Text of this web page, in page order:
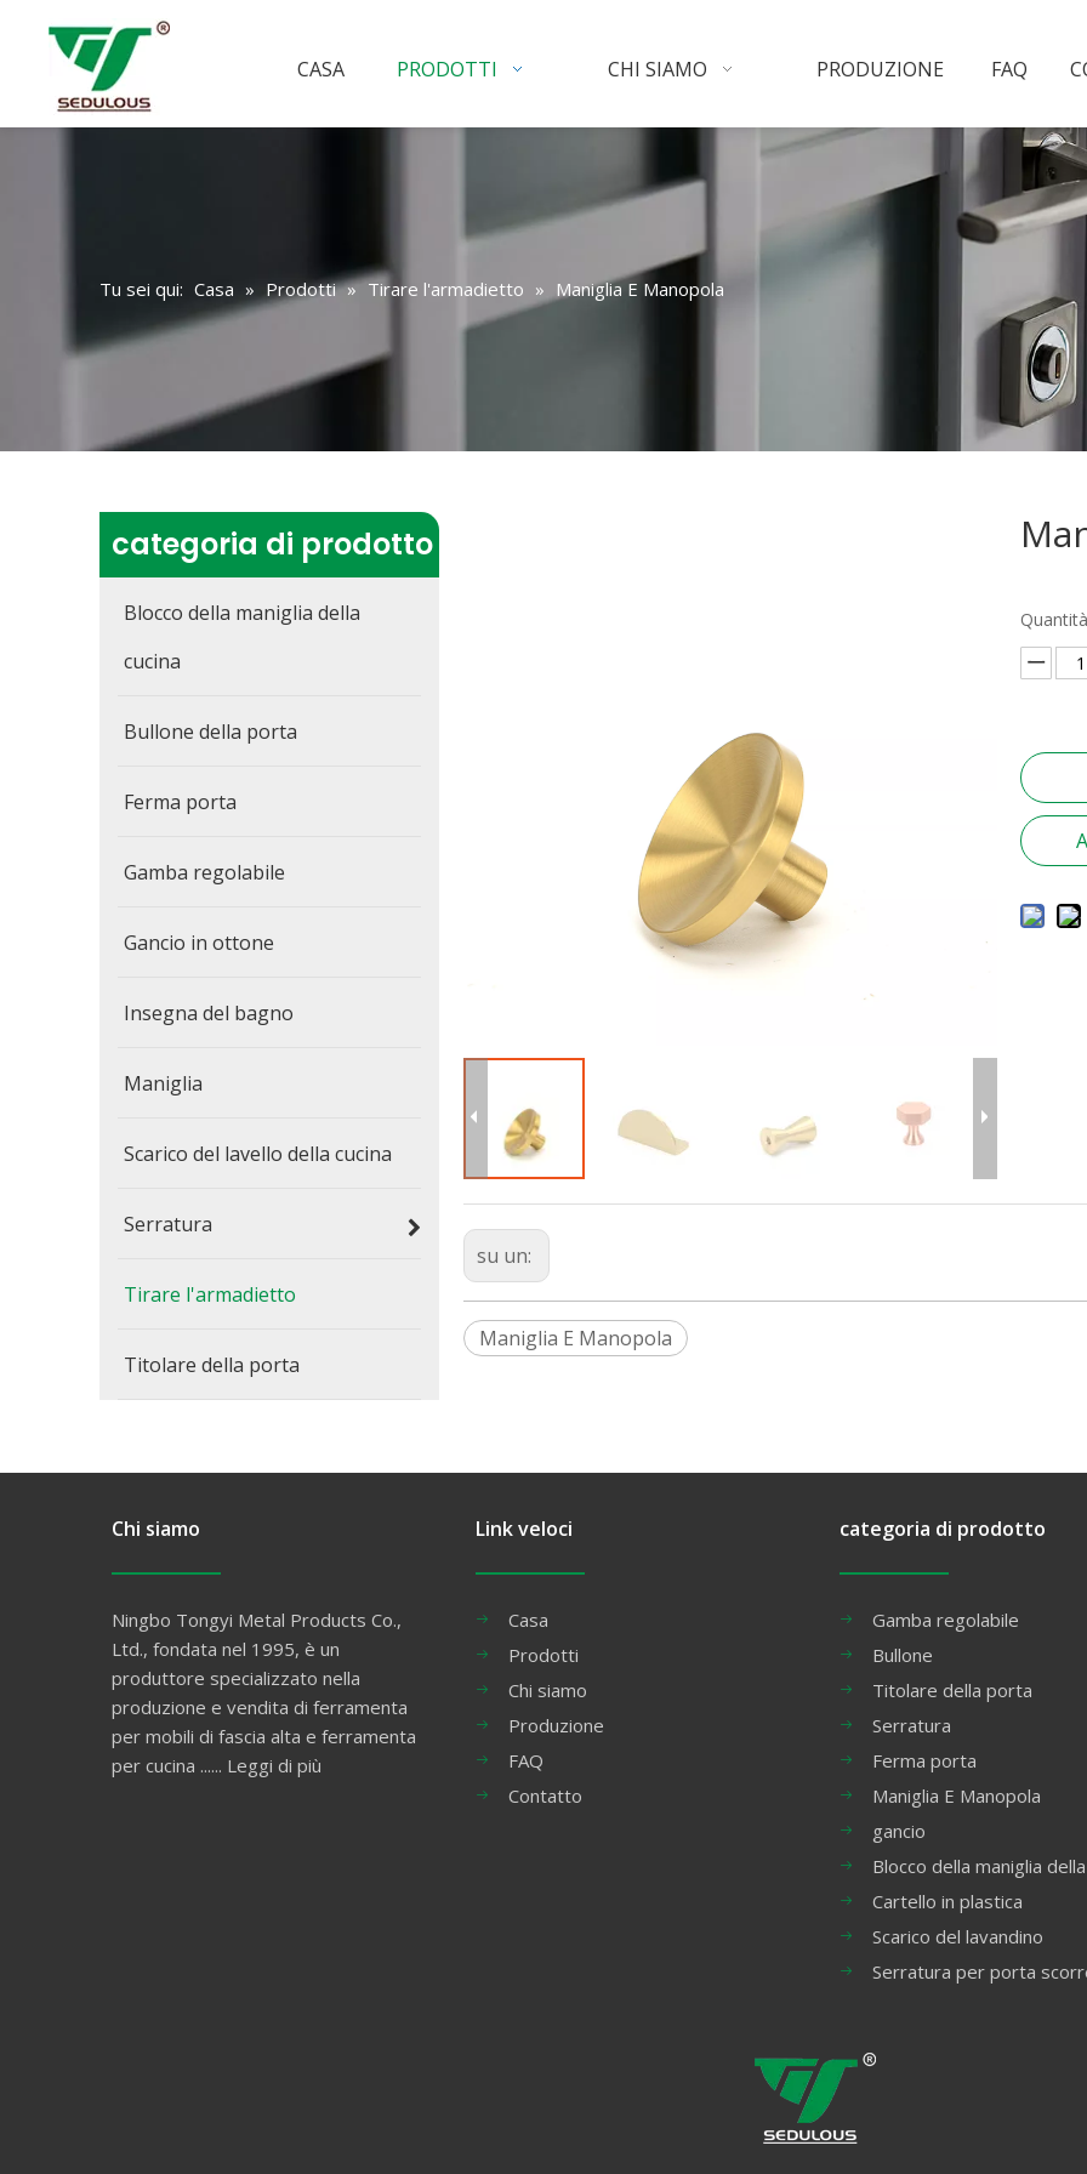
CASA PRODOTTI CHI SIAMO PRODUZIONE FAQ
Tu sei qui: Casa » Prodotti » Tirare l'armadietto » Maniglia E Manopola
categoria di prodotto
Blocco della maniglia della
cucina
Bullone della porta
Ferma porta
Gamba regolabile
Gancio in ottone
Insegna del bagno
Maniglia
Scarico del lavello della cucina
Serratura
Tirare l'armadietto
Titolare della porta
su un:
Maniglia E Manopola
Chi siamo
Ningbo Tongyi Metal Products Co.,
Ltd., fondata nel 1995, è un
produttore specializzato nella
produzione e vendita di ferramenta
per mobili di fascia alta e ferramenta
per cucina ...... Leggi di più
Link veloci
Casa
Prodotti
Chi siamo
Produzione
FAQ
Contatto
categoria di prodotto
Gamba regolabile
Bullone
Titolare della porta
Serratura
Ferma porta
Maniglia E Manopola
gancio
Blocco della maniglia
Cartello in plastica
Scarico del lavandino
Serratura per porta